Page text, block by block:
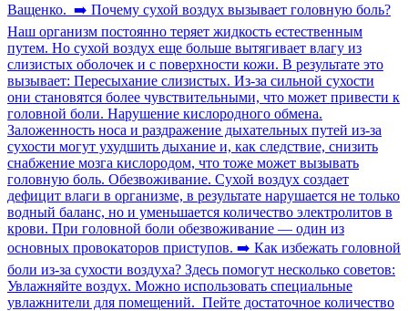
Ващенко. ➡️ Почему сухой воздух вызывает головную боль?
Наш организм постоянно теряет жидкость естественным
путем. Но сухой воздух еще больше вытягивает влагу из
слизистых оболочек и с поверхности кожи. В результате это
вызывает: Пересыхание слизистых. Из-за сильной сухости
они становятся более чувствительными, что может привести к
головной боли. Нарушение кислородного обмена.
Заложенность носа и раздражение дыхательных путей из-за
сухости могут ухудшить дыхание и, как следствие, снизить
снабжение мозга кислородом, что тоже может вызывать
головную боль. Обезвоживание. Сухой воздух создает
дефицит влаги в организме, в результате нарушается не только
водный баланс, но и уменьшается количество электролитов в
крови. При головной боли обезвоживание — один из
основных провокаторов приступов. ➡️ Как избежать головной
боли из-за сухости воздуха? Здесь помогут несколько советов:
Увлажняйте воздух. Можно использовать специальные
увлажнители для помещений. Пейте достаточное количество